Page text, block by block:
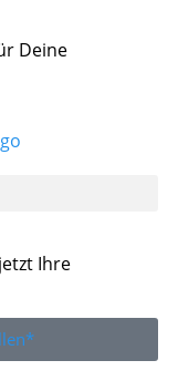
Deine
Ihre